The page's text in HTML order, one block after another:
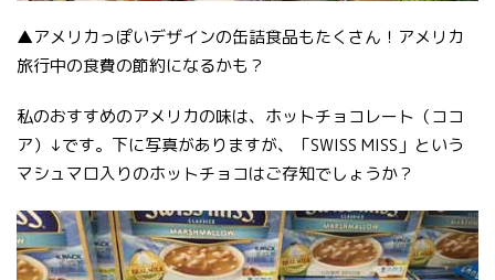
▲アメリカっぽいデザインの缶詰食品もたくさん！アメリカ
旅行中の食費の節約になるかも？
私のおすすめのアメリカの味は、ホットチョコレート（ココ
ア）↓です。下に写真がありますが、「SWISS MISS」という
マシュマロ入りのホットチョコはご存知でしょうか？